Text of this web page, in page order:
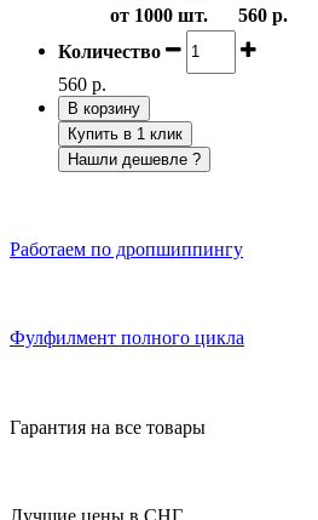
от 1000 шт.
560 р.
Количество
560 р.
В корзину
Купить в 1 клик
Нашли дешевле ?
Работаем по дропшиппингу
Фулфилмент полного цикла
Гарантия на все товары
Лучшие цены в СНГ